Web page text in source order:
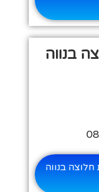
בנווה
בנווה